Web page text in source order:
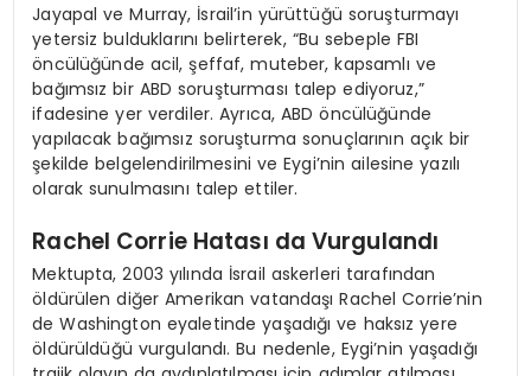
Jayapal ve Murray, İsrail’in yürüttüğü soruşturmayı
yetersiz bulduklarını belirterek, “Bu sebeple FBI
öncülüğünde acil, şeffaf, muteber, kapsamlı ve
bağımsız bir ABD soruşturması talep ediyoruz,”
ifadesine yer verdiler. Ayrıca, ABD öncülüğünde
yapılacak bağımsız soruşturma sonuçlarının açık bir
şekilde belgelendirilmesini ve Eygi’nin ailesine yazılı
olarak sunulmasını talep ettiler.
Rachel Corrie Hatası da Vurgulandı
Mektupta, 2003 yılında İsrail askerleri tarafından
öldürülen diğer Amerikan vatandaşı Rachel Corrie’nin
de Washington eyaletinde yaşadığı ve haksız yere
öldürüldüğü vurgulandı. Bu nedenle, Eygi’nin yaşadığı